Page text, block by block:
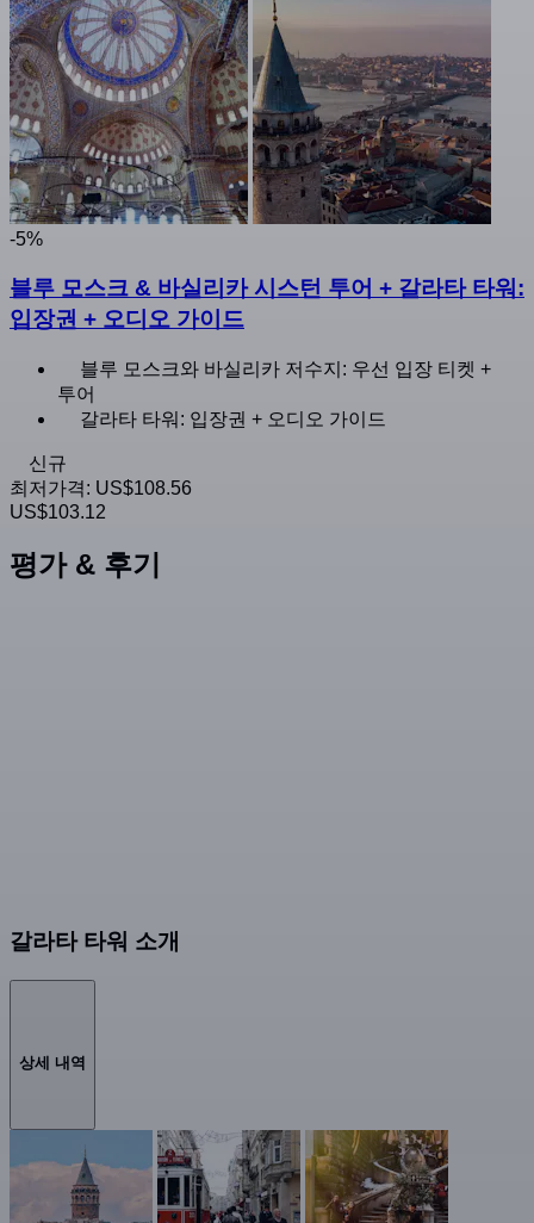
-5%
블루 모스크 & 바실리카 시스턴 투어 + 갈라타 타워:
입장권 + 오디오 가이드
블루 모스크와 바실리카 저수지: 우선 입장 티켓 +
투어
갈라타 타워: 입장권 + 오디오 가이드
신규
최저가격: US$108.56
US$103.12
평가 & 후기
갈라타 타워 소개
상세 내역